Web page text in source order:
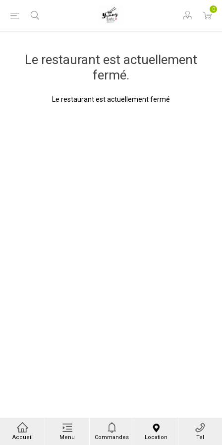
0
Le restaurant est actuellement
fermé.
Le restaurant est actuellement fermé
Accueil Menu Commandes Location Tel